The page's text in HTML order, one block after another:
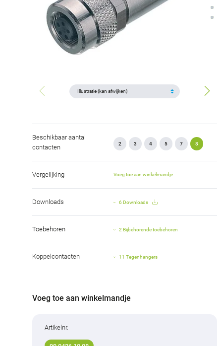
Beschikbaar aantal
contacten
2 3 4 5 7 8
Vergelijking Voeg toe aan winkelmandje
Downloads 6 Downloads
Toebehoren 2 Bijbehorende toebehoren
Koppelcontacten 11 Tegenhangers
Voeg toe aan winkelmandje
Artikelnr.